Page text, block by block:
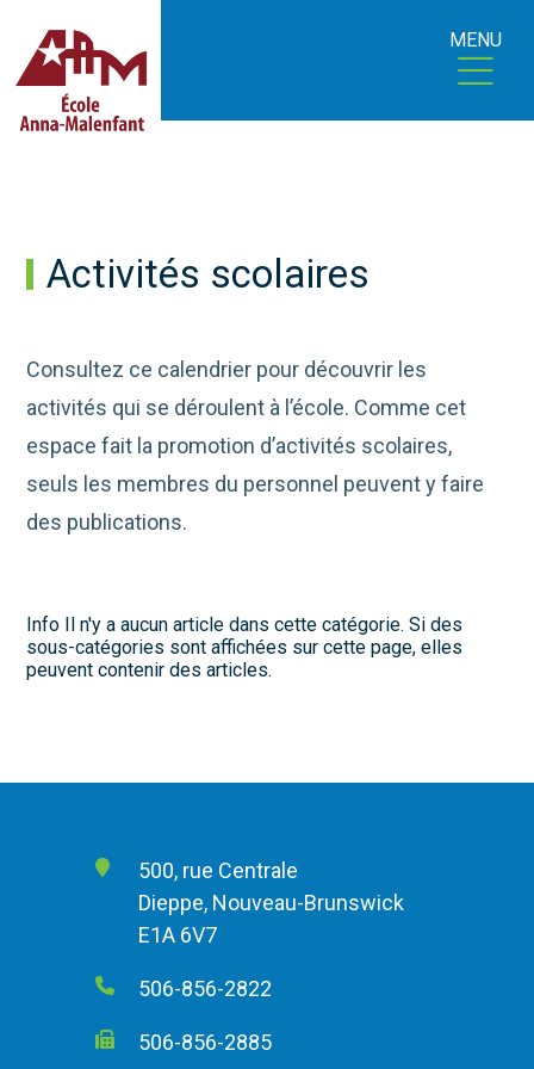
MENU
Activités scolaires
Consultez ce calendrier pour découvrir les
activités qui se déroulent à l’école. Comme cet
espace fait la promotion d’activités scolaires,
seuls les membres du personnel peuvent y faire
des publications.
Info Il n'y a aucun article dans cette catégorie. Si des
sous-catégories sont affichées sur cette page, elles
peuvent contenir des articles.
500, rue Centrale
Dieppe, Nouveau-Brunswick
E1A 6V7
506-856-2822
506-856-2885